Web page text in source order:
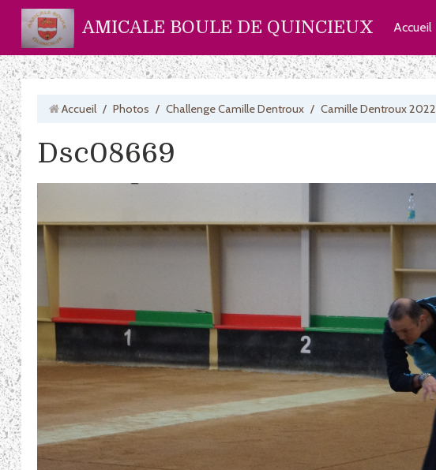
AMICALE BOULE DE QUINCIEUX Accueil
Accueil / Photos / Challenge Camille Dentroux / Camille Dentroux 2022
Dsc08669